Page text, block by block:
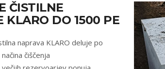
ČISTILNE
KLARO DO 1500 PE
naprava KLARO deluje po
čiščenja